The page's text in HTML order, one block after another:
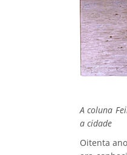
A coluna
a cidade
Oitenta